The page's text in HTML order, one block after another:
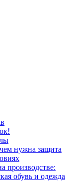
нужна защита
производстве:
обувь и одежда